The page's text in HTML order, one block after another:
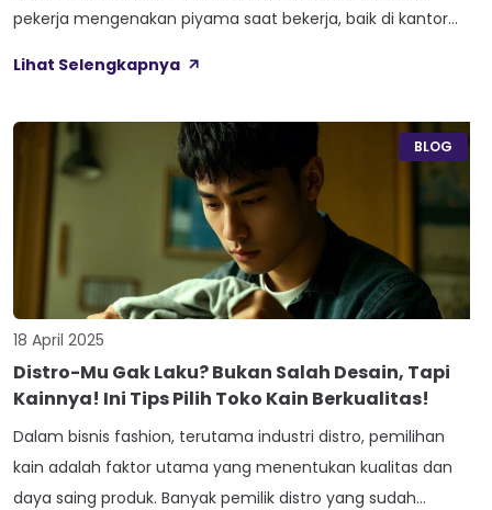
pekerja mengenakan piyama saat bekerja, baik di kantor
Serikat sebagai bentuk relaksasi setelah batas waktu
tradisi ini berkembang dan semakin diterima di […]
Lihat Selengkapnya
BLOG
18 April 2025
Distro-Mu Gak Laku? Bukan Salah Desain, Tapi
Kainnya! Ini Tips Pilih Toko Kain Berkualitas!
Dalam bisnis fashion, terutama industri distro, pemilihan
kain adalah faktor utama yang menentukan kualitas dan
daya saing produk. Banyak pemilik distro yang sudah